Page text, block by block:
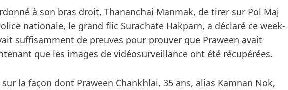
à son bras droit, Thananchai Manmak, de tirer sur Pol Maj
nationale, le grand flic Surachate Hakparn, a déclaré ce week-
suffisamment de preuves pour prouver que Praween avait
que les images de vidéosurveillance ont été récupérées.
la façon dont Praween Chankhlai, 35 ans, alias Kamnan Nok,